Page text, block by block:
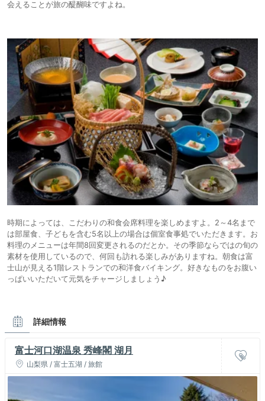
会えることが旅の醍醐味ですよね。
時期によっては、こだわりの和食会席料理を楽しめますよ。2～4名まで
は部屋食、子どもを含む5名以上の場合は個室食事処でいただきます。お
料理のメニューは年間8回変更されるのだとか。その季節ならではの旬の
素材を使用しているので、何回も訪れる楽しみがありますね。朝食は富
士山が見える1階レストランでの和洋食バイキング。好きなものをお腹い
っぱいいただいて元気をチャージしましょう♪
詳細情報
富士河口湖温泉 秀峰閣 湖月
山梨県 / 富士五湖 / 旅館